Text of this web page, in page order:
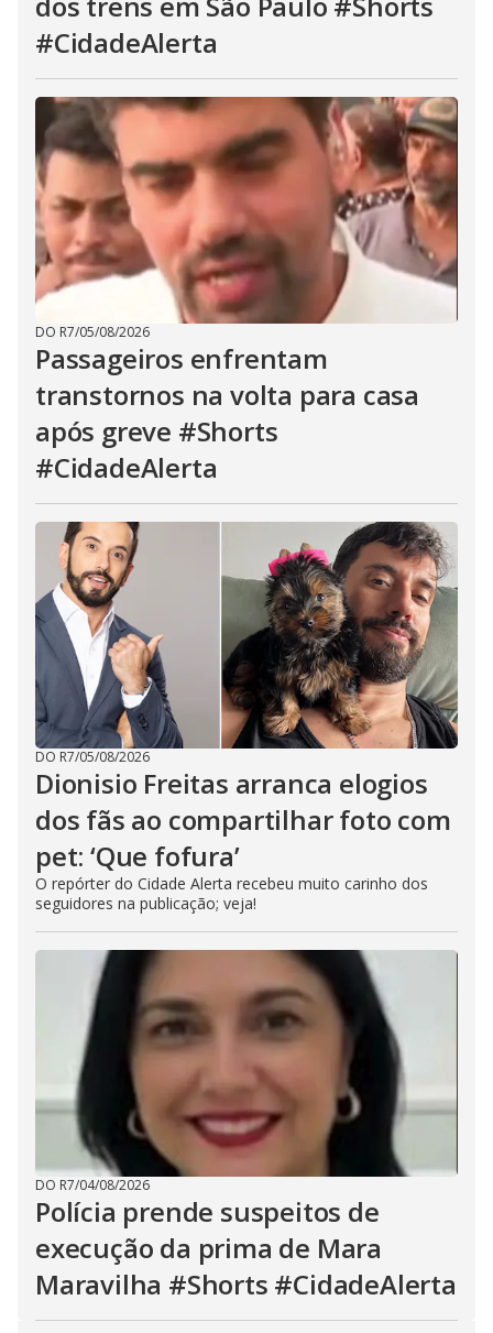
#CidadeAlerta
DO R7/05/08/2026
Passageiros enfrentam
transtornos na volta para casa
após greve #Shorts
#CidadeAlerta
DO R7/05/08/2026
Dionisio Freitas arranca elogios
dos fãs ao compartilhar foto com
pet: ‘Que fofura’
O repórter do Cidade Alerta recebeu muito carinho dos
seguidores na publicação; veja!
DO R7/04/08/2026
Polícia prende suspeitos de
execução da prima de Mara
Maravilha #Shorts #CidadeAlerta